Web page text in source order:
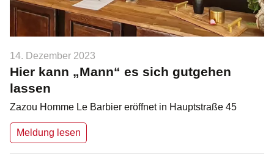
14. Dezember 2023
Hier kann „Mann“ es sich gutgehen
lassen
Zazou Homme Le Barbier eröffnet in Hauptstraße 45
Meldung lesen